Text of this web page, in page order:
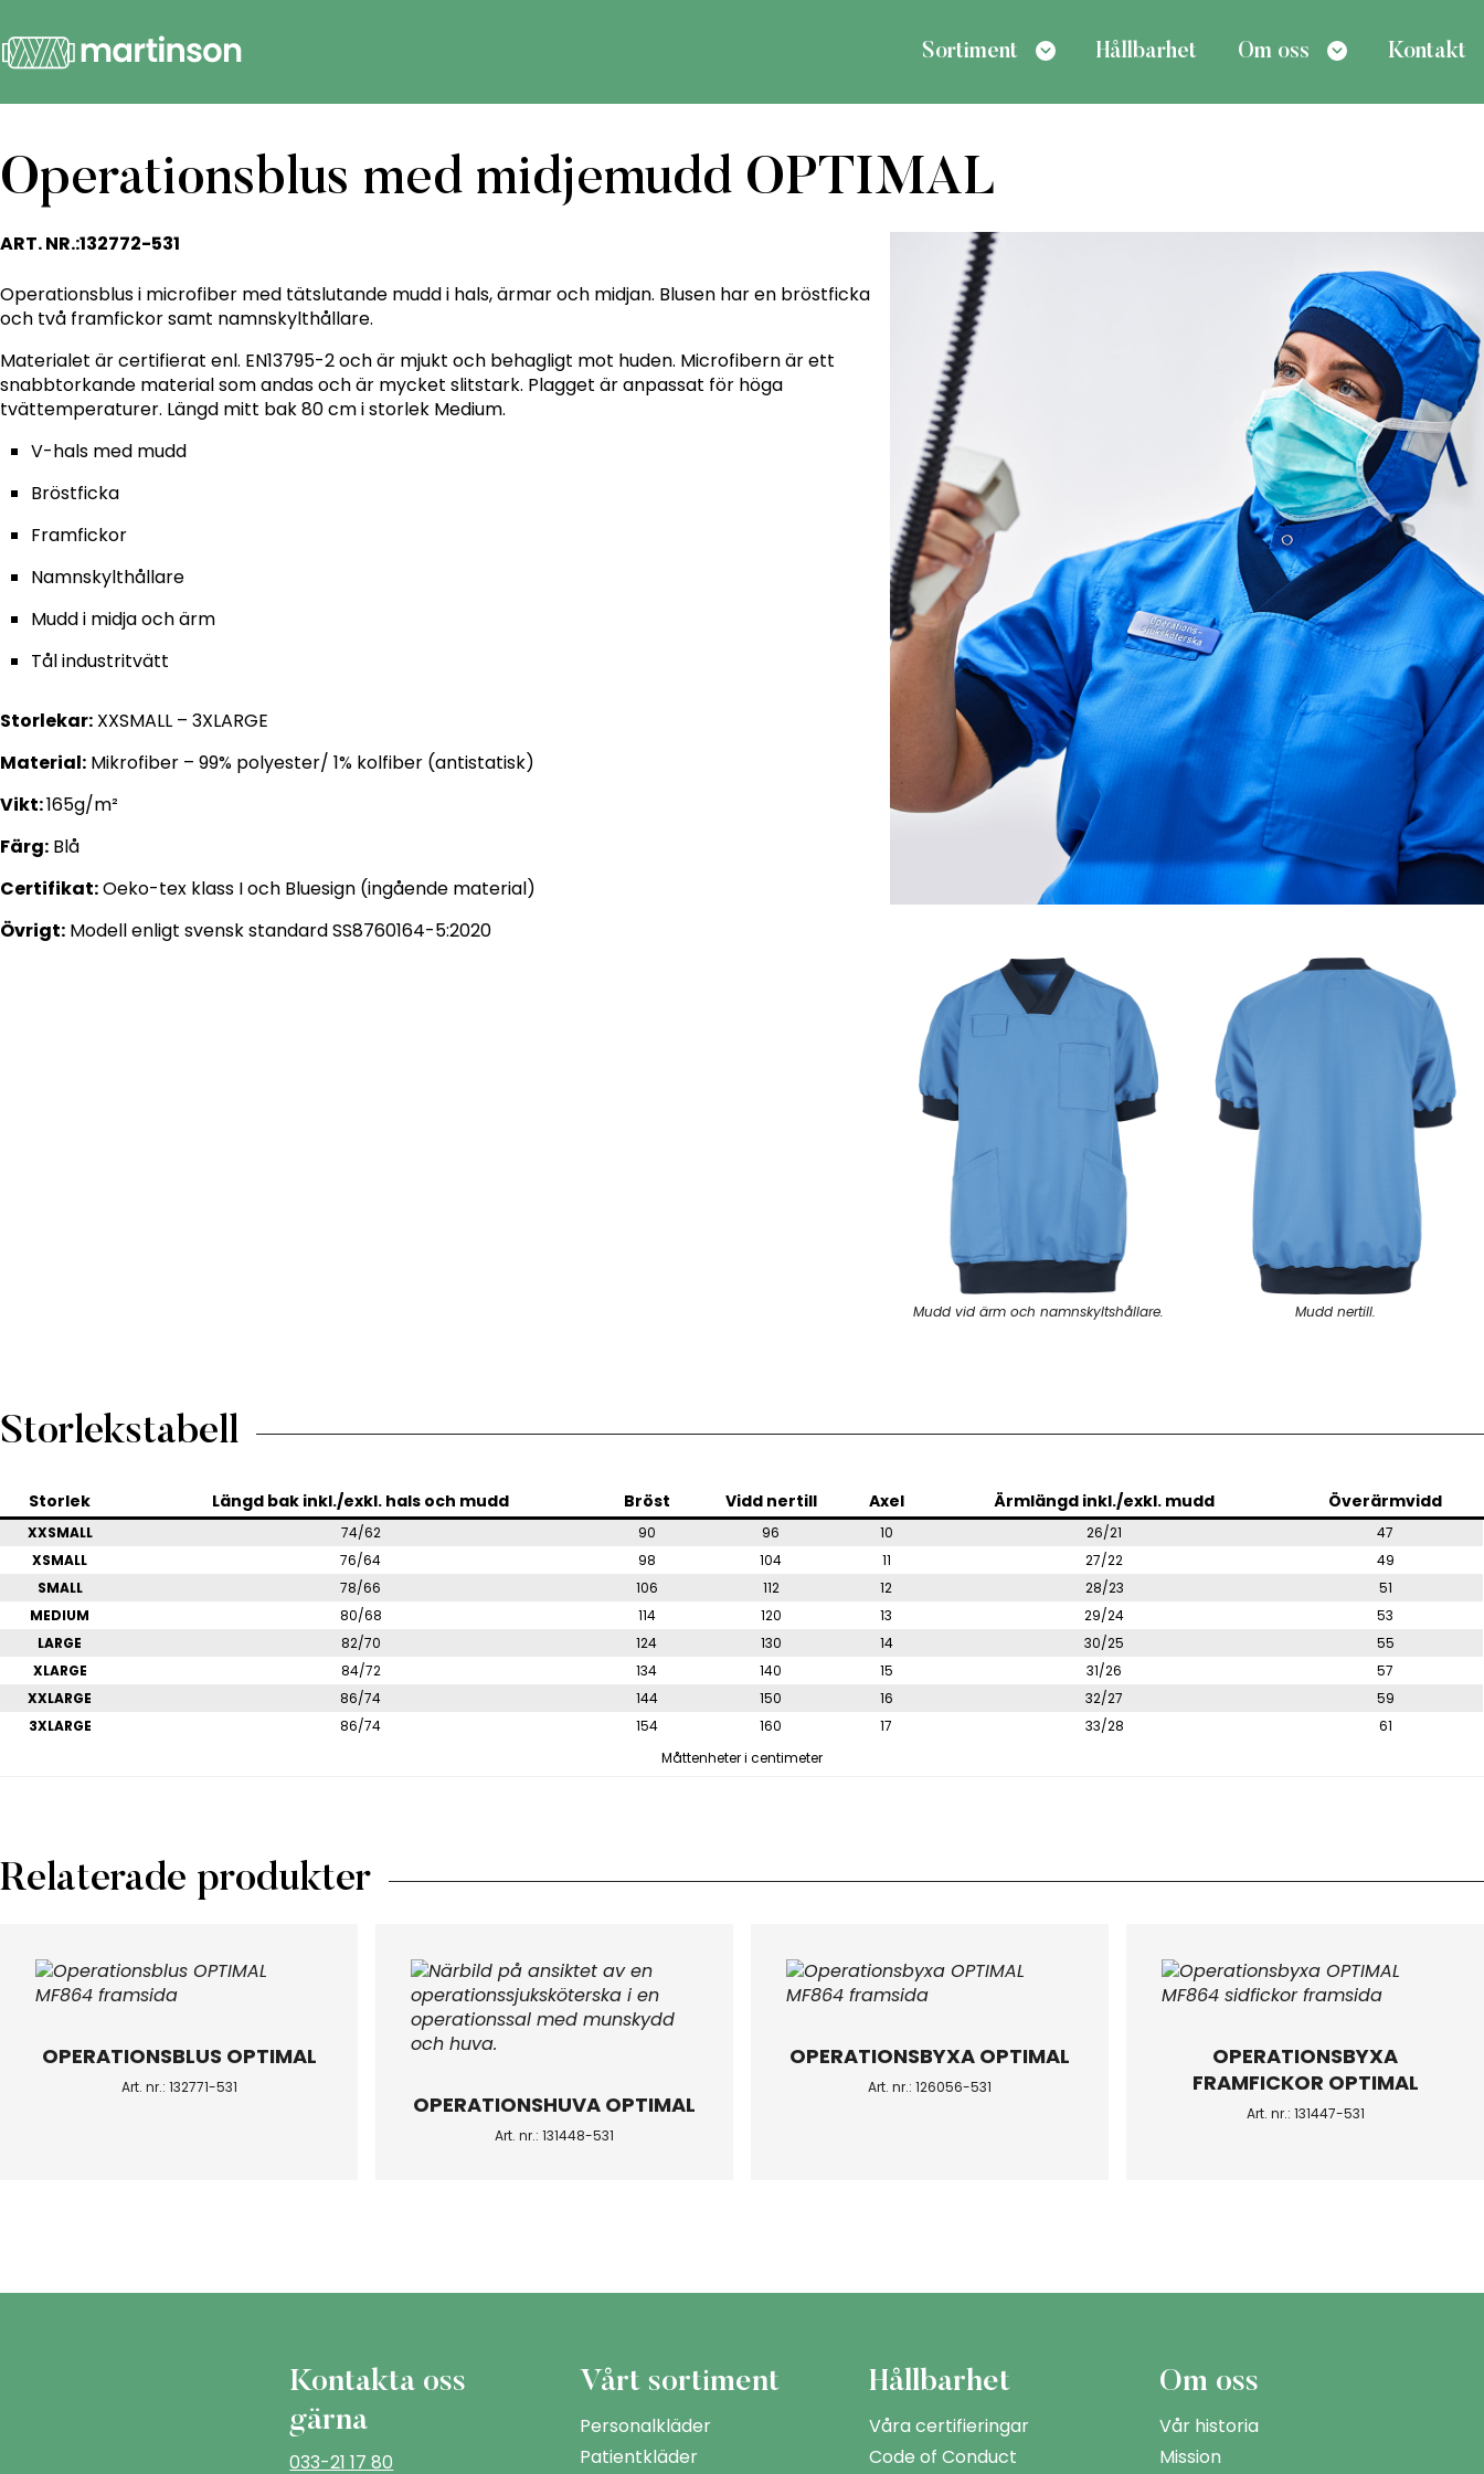
Sortiment Hållbarhet Om oss Kontakt
Operationsblus med midjemudd OPTIMAL
ART. NR.:132772-531
Operationsblus i microfiber med tätslutande mudd i hals, ärmar och midjan. Blusen har en bröstficka
och två framfickor samt namnskylthållare.
Materialet är certifierat enl. EN13795-2 och är mjukt och behagligt mot huden. Microfibern är ett
snabbtorkande material som andas och är mycket slitstark. Plagget är anpassat för höga
tvättemperaturer. Längd mitt bak 80 cm i storlek Medium.
V-hals med mudd
Bröstficka
Framfickor
Namnskylthållare
Mudd i midja och ärm
Tål industritvätt
Storlekar: XXSMALL – 3XLARGE
Material: Mikrofiber – 99% polyester/ 1% kolfiber (antistatisk)
Vikt:165g/m²
Färg: Blå
Certifikat:Oeko-tex klass I och Bluesign (ingående material)
Övrigt: Modell enligt svensk standard SS8760164-5:2020
Mudd vid ärm och namnskyltshållare. Mudd nertill.
Storlekstabell
Storlek Längd bak inkl./exkl. hals och mudd Bröst Vidd nertill Axel Ärmlängd inkl./exkl. mudd Överärmvidd
XXSMALL 74/62 90 96 10 26/21
47
XSMALL
76/64 98 104 11 27/22
49
SMALL
78/66 106 112 12 28/23
51
MEDIUM
80/68 114 120 13 29/24
53
LARGE
82/70 124 130 14 30/25
55
XLARGE
84/72 134 140 15 31/26
57
XXLARGE
86/74 144 150 16 32/27
59
3XLARGE
86/74 154 160 17 33/28
61
Måttenheter i centimeter
Relaterade produkter
OPERATIONSBLUS OPTIMAL
Art. nr.: 132771-531
OPERATIONSHUVA OPTIMAL
Art. nr.: 131448-531
OPERATIONSBYXA OPTIMAL
Art. nr.: 126056-531
OPERATIONSBYXA
FRAMFICKOR OPTIMAL
Art. nr.: 131447-531
Kontakta oss
gärna
033-21 17 80
Vårt sortiment
Personalkläder
Patientkläder
Hållbarhet
Våra certifieringar
Code of Conduct
Om oss
Vår historia
Mission